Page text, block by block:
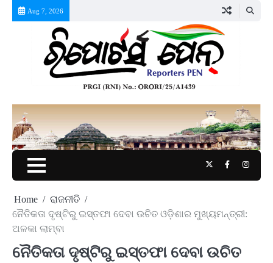
Aug 7, 2026
TwitterFacebook
Home
ରାଜନୀତି
ନୈତିକତା ଦୃଷ୍ଟିରୁ ଇସ୍ତଫା ଦେବା ଉଚିତ ଓଡ଼ିଶାର ମୁଖ୍ୟମନ୍ତ୍ରୀ:
ଅଳକା ଲାମ୍ବା
ନୈତିକତା ଦୃଷ୍ଟିରୁ ଇସ୍ତଫା ଦେବା ଉଚିତ